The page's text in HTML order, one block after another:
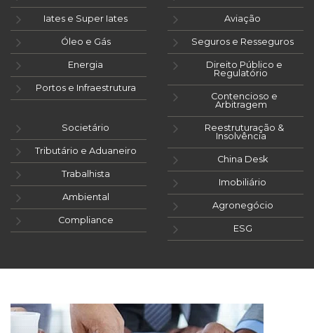
Iates e Super Iates
Óleo e Gás
Energia
Portos e Infraestrutura
Aviação
Seguros e Resseguros
Direito Público e
Regulatório
Contencioso e
Arbitragem
Societário
Tributário e Aduaneiro
Trabalhista
Ambiental
Compliance
Reestruturação &
Insolvência
China Desk
Imobiliário
Agronegócio
ESG